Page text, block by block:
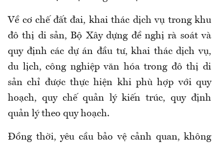
Về cơ chế đất đai, khai thác dịch vụ trong khu
đô thị di sản, Bộ Xây dựng đề nghị rà soát và
quy định các dự án đầu tư, khai thác dịch vụ,
du lịch, công nghiệp văn hóa trong đô thị di
sản chỉ được thực hiện khi phù hợp với quy
hoạch, quy chế quản lý kiến trúc, quy định
quản lý theo quy hoạch.
Đồng thời, yêu cầu bảo vệ cảnh quan, không